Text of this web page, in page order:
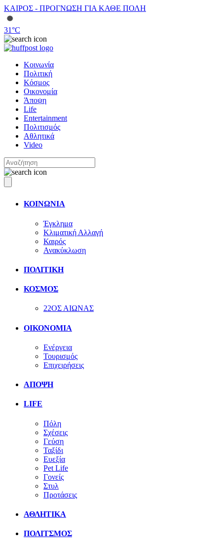
ΚΑΙΡΟΣ - ΠΡΟΓΝΩΣΗ ΓΙΑ ΚΑΘΕ ΠΟΛΗ
31°C
Κοινωνία
Πολιτική
Κόσμος
Οικονομία
Άποψη
Life
Entertainment
Πολιτισμός
Αθλητικά
Video
ΚΟΙΝΩΝΙΑ
Έγκλημα
Κλιματική Αλλαγή
Καιρός
Ανακύκλωση
ΠΟΛΙΤΙΚΗ
ΚΟΣΜΟΣ
22ΟΣ ΑΙΩΝΑΣ
ΟΙΚΟΝΟΜΙΑ
Ενέργεια
Τουρισμός
Επιχειρήσεις
ΑΠΟΨΗ
LIFE
Πόλη
Σχέσεις
Γεύση
Ταξίδι
Ευεξία
Pet Life
Γονείς
Στυλ
Προτάσεις
ΑΘΛΗΤΙΚΑ
ΠΟΛΙΤΣΜΟΣ